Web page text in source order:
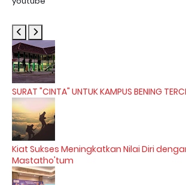
SURAT "CINTA" UNTUK KAMPUS BENING
Kiat Sukses Meningkatkan Nilai Diri
Mastatho'tum